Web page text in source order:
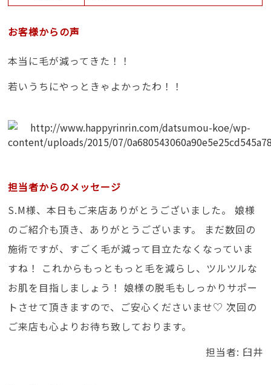
お客様からの声
本当に毛が減ってきた！！
若いうちにやっときゃよかったわ！！
担当者からのメッセージ
S.M様、本日もご来店ありがとうございました。 娘様
のご紹介も頂き、ありがとうございます。 まだ数回の
施術ですが、すごく毛が減って目立たなくなっていま
すね！ これからもっともっと毛を減らし、ツルツルな
お肌を目指しましょう！ 娘様の脱毛もしっかりサポー
トさせて頂きますので、ご安心くださいませ♡ 次回の
ご来店も心よりお待ち致しております。
担当者: 臼井